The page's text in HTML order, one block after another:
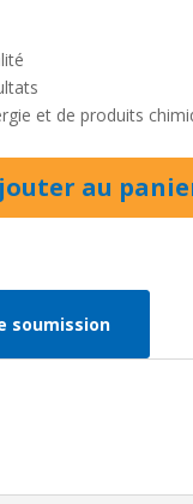
et de produits
au
soumission